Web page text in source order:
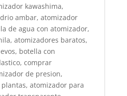
kawashima,
ambar, atomizador
de agua con atomizador,
atomizadores baratos,
botella con
comprar
de presion,
atomizador para